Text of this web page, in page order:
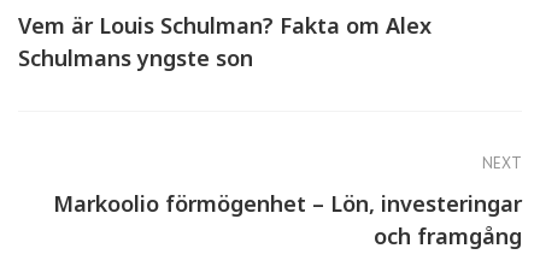
Vem är Louis Schulman? Fakta om Alex
Schulmans yngste son
NEXT
Markoolio förmögenhet – Lön, investeringar
och framgång